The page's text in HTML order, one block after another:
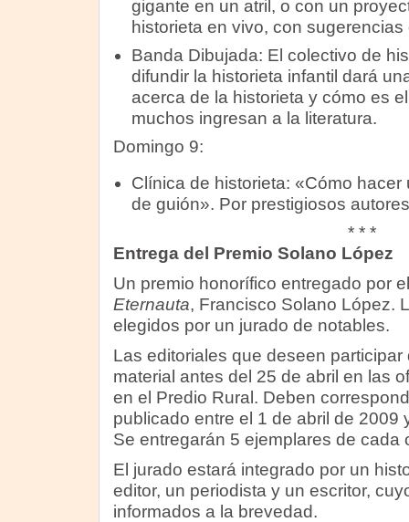
gigante en un atril, o con un
historieta en vivo, con
Banda Dibujada: El colectivo de
difundir la historieta infantil dará
acerca de la historieta y cómo es
muchos ingresan a la literatura.
Domingo 9:
Clínica de historieta: «Cómo
de guión». Por prestigiosos
* * *
Entrega del Premio Solano López
Un premio honorífico entregado por
Eternauta, Francisco Solano López.
elegidos por un jurado de notables.
Las editoriales que deseen
material antes del 25 de abril en las
en el Predio Rural. Deben
publicado entre el 1 de abril de 2009
Se entregarán 5 ejemplares de cada
El jurado estará integrado por un
editor, un periodista y un escritor,
informados a la brevedad.